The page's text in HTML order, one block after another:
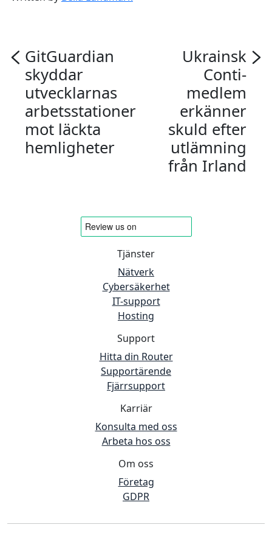
GitGuardian
skyddar
utvecklarnas
arbetsstationer
mot läckta
hemligheter
Ukrainsk
Conti-
medlem
erkänner
skuld efter
utlämning
från Irland
Tjänster
Nätverk
Cybersäkerhet
IT-support
Hosting
Support
Hitta din Router
Supportärende
Fjärrsupport
Karriär
Konsulta med oss
Arbeta hos oss
Om oss
Företag
GDPR